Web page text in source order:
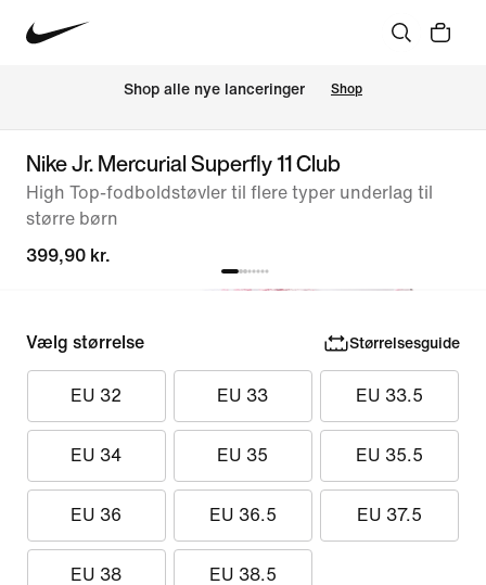
Shop alle nye lanceringer Shop
Nike Jr. Mercurial Superfly 11 Club
High Top-fodboldstøvler til flere typer underlag til
større børn
399,90 kr.
Vælg størrelse Størrelsesguide
EU 32 EU 33 EU 33.5
EU 34 EU 35 EU 35.5
EU 36 EU 36.5 EU 37.5
EU 38 EU 38.5